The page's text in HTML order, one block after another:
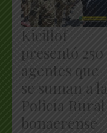
Kicillof
presentó 250
agentes que
se suman a la
Policía Rural
bonaerense